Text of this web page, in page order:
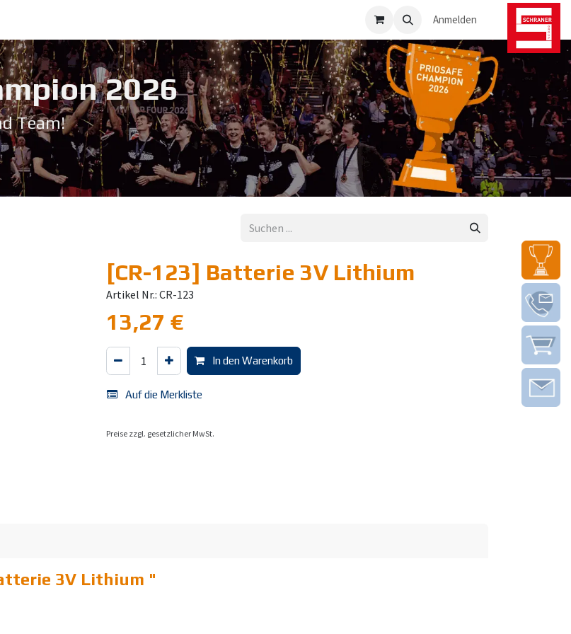
Anmelden
20​26
Team!
[CR-123] Batterie 3V Lithium
Artikel Nr.: CR-123
13,27 €
In den Warenkorb
Auf die Merkliste
Preise zzgl. gesetzlicher MwSt.
3V Lithium "